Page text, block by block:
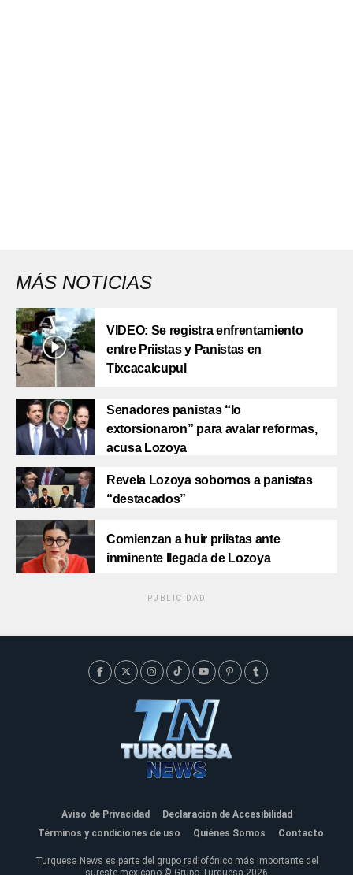
MÁS NOTICIAS
VIDEO: Se registra enfrentamiento
entre Priistas y Panistas en
Tixcacalcupul
Senadores panistas “lo
extorsionaron” para avalar reformas,
acusa Lozoya
Revela Lozoya sobornos a panistas
“destacados”
Comienzan a huir priistas ante
inminente llegada de Lozoya
PUBLICIDAD
Aviso de Privacidad
Declaración de Accesibilidad
Términos y condiciones de uso
Quiénes Somos Contacto
Turquesa News es parte del grupo radiofónico más importante del
sureste mexicano © Grupo Turquesa 2026